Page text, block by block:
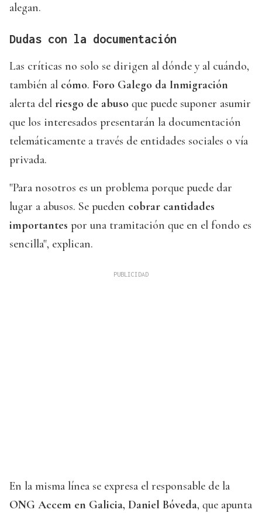
alegan.
Dudas con la documentación
Las críticas no solo se dirigen al dónde y al cuándo,
también al cómo. Foro Galego da Inmigración
alerta del riesgo de abuso que puede suponer asumir
que los interesados presentarán la documentación
telemáticamente a través de entidades sociales o vía
privada.
"Para nosotros es un problema porque puede dar
lugar a abusos. Se pueden cobrar cantidades
importantes por una tramitación que en el fondo es
sencilla", explican.
En la misma línea se expresa el responsable de la
ONG Accem en Galicia, Daniel Bóveda, que apunta